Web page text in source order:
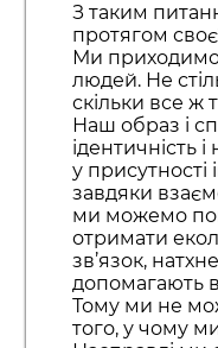
З таким
протягом
Ми приходимо
людей. Не
скільки все ж
Наш образ і
ідентичність
у присутності
завдяки
ми можемо
отримати
зв’язок,
допомагають
Тому ми не
того, у чому